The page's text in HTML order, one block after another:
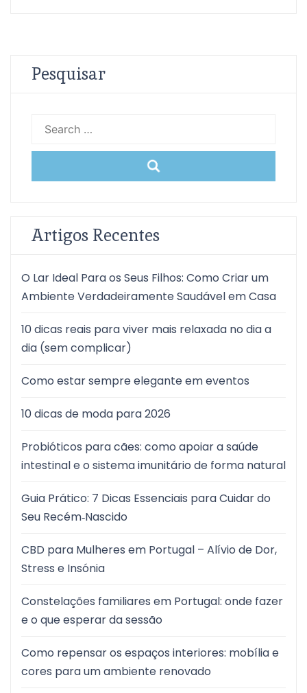
Pesquisar
Search
Artigos Recentes
O Lar Ideal Para os Seus Filhos: Como Criar um
Ambiente Verdadeiramente Saudável em Casa
10 dicas reais para viver mais relaxada no dia a
dia (sem complicar)
Como estar sempre elegante em eventos
10 dicas de moda para 2026
Probióticos para cães: como apoiar a saúde
intestinal e o sistema imunitário de forma natural
Guia Prático: 7 Dicas Essenciais para Cuidar do
Seu Recém‑Nascido
CBD para Mulheres em Portugal – Alívio de Dor,
Stress e Insónia
Constelações familiares em Portugal: onde fazer
e o que esperar da sessão
Como repensar os espaços interiores: mobília e
cores para um ambiente renovado